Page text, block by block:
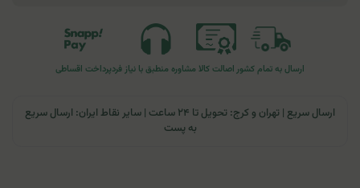
ارسال به تمام کشوراصالت کالا مشاوره منطبق با نیاز فردپرداخت اقساطی
ارسال سریع | تهران و کرج: تحویل تا ۲۴ ساعت | سایر نقاط ایران: ارسال سریع
به پست